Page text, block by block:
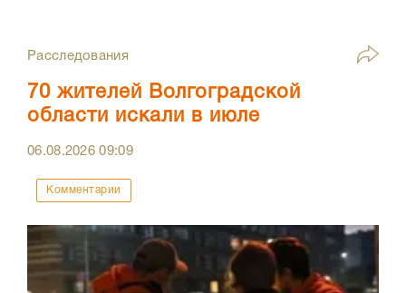
Расследования
70 жителей Волгоградской
области искали в июле
06.08.202609:09
Комментарии